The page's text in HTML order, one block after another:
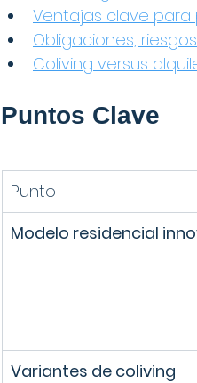
Ventajas clave para
Obligaciones,
Coliving versus
Puntos Clave
Punto
Modelo residencial
Variantes de coliving